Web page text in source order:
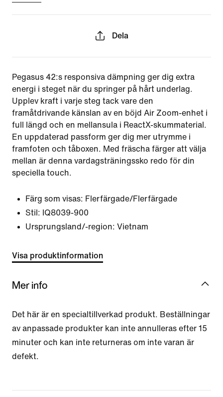
Dela
Pegasus 42:s responsiva dämpning ger dig extra
energi i steget när du springer på hårt underlag.
Upplev kraft i varje steg tack vare den
framåtdrivande känslan av en böjd Air Zoom-enhet i
full längd och en mellansula i ReactX-skummaterial.
En uppdaterad passform ger dig mer utrymme i
framfoten och tåboxen. Med fräscha färger att välja
mellan är denna vardagsträningssko redo för din
speciella touch.
Färg som visas: Flerfärgade/Flerfärgade
Stil: IQ8039-900
Ursprungsland/-region: Vietnam
Visa produktinformation
Mer info
Det här är en specialtillverkad produkt. Beställningar
av anpassade produkter kan inte annulleras efter 15
minuter och kan inte returneras om inte varan är
defekt.